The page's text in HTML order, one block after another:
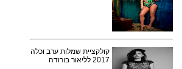
קולקציית שמלות ערב וכלה
2017 לליאור בורודה